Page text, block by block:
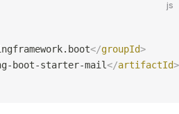
js
</groupId>
boot-starter-mail</artifactId>